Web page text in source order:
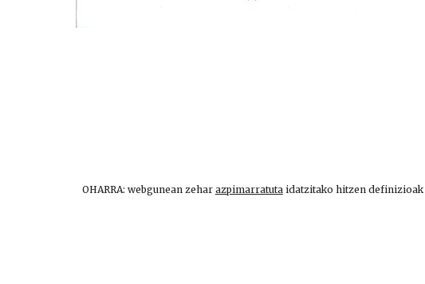
OHARRA: webgunean zehar azpimarratutaidatzitako hitzen definizioak